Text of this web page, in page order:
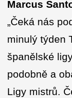
Marcus
„Čeká nás
minulý týden
španělské
podobně a
Ligy mistrů.